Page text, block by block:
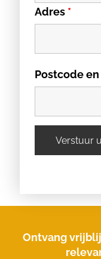
Adres *
Postcode
Ontvang